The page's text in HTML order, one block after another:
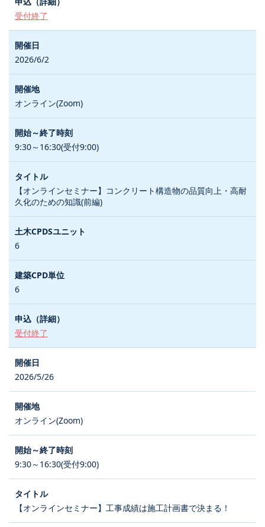
受付終了
2026/6/2
オンライン(Zoom)
9:30～16:30(受付9:00)
【オンラインセミナー】コンクリート構造物の品質向上・高耐
久化のための知識(前編)
6
6
受付終了
2026/5/26
オンライン(Zoom)
9:30～16:30(受付9:00)
【オンラインセミナー】工事成績は施工計画書で決まる！